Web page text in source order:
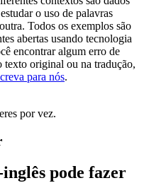
o uso de palavras
Todos os exemplos são
abertas usando tecnologia
encontrar algum erro de
original ou na tradução,
para nós.
por vez.
pode fazer